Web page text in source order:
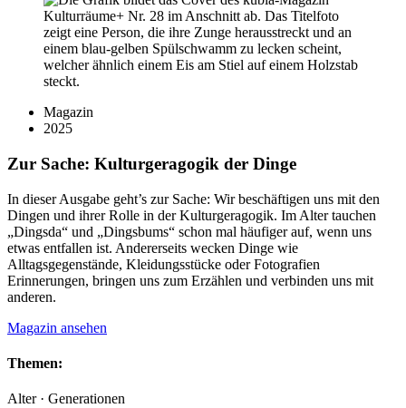
Magazin
2025
Zur Sache: Kulturgeragogik der Dinge
In dieser Ausgabe geht’s zur Sache: Wir beschäftigen uns mit den
Dingen und ihrer Rolle in der Kulturgeragogik. Im Alter tauchen
„Dingsda“ und „Dingsbums“ schon mal häufiger auf, wenn uns
etwas entfallen ist. Andererseits wecken Dinge wie
Alltagsgegenstände, Kleidungsstücke oder Fotografien
Erinnerungen, bringen uns zum Erzählen und verbinden uns mit
anderen.
Magazin ansehen
Themen:
Alter · Generationen